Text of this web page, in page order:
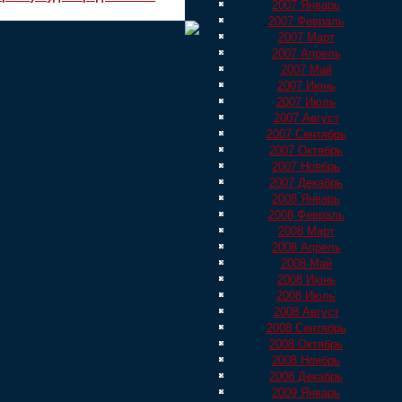
2007 Январь
2007 Февраль
2007 Март
2007 Апрель
2007 Май
2007 Июнь
2007 Июль
2007 Август
2007 Сентябрь
2007 Октябрь
2007 Ноябрь
2007 Декабрь
2008 Январь
2008 Февраль
2008 Март
2008 Апрель
2008 Май
2008 Июнь
2008 Июль
2008 Август
2008 Сентябрь
2008 Октябрь
2008 Ноябрь
2008 Декабрь
2009 Январь